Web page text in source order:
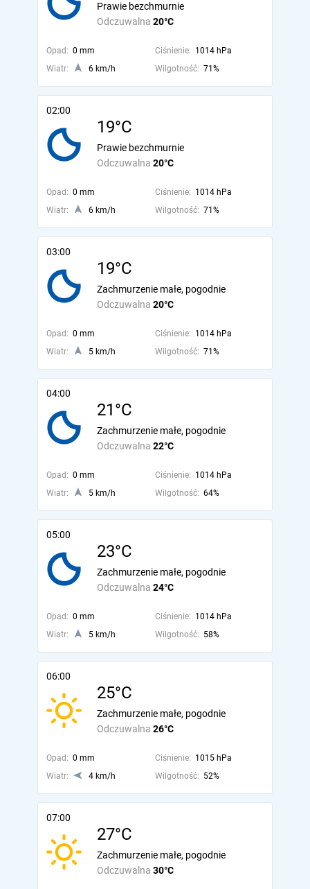
Odczuwalna 20°C
Prawie bezchmurnie
Opad: 0 mm Ciśnienie: 1014 hPa
Wiatr:
6 km/h Wilgotność: 71%
02:00
19°C
Odczuwalna 20°C
Prawie bezchmurnie
Opad: 0 mm Ciśnienie: 1014 hPa
Wiatr:
6 km/h Wilgotność: 71%
03:00
19°C
Odczuwalna 20°C
Zachmurzenie małe, pogodnie
Opad: 0 mm Ciśnienie: 1014 hPa
Wiatr:
5 km/h Wilgotność: 71%
04:00
21°C
Odczuwalna 22°C
Zachmurzenie małe, pogodnie
Opad: 0 mm Ciśnienie: 1014 hPa
Wiatr:
5 km/h Wilgotność: 64%
05:00
23°C
Odczuwalna 24°C
Zachmurzenie małe, pogodnie
Opad: 0 mm Ciśnienie: 1014 hPa
Wiatr:
5 km/h Wilgotność: 58%
06:00
25°C
Odczuwalna 26°C
Zachmurzenie małe, pogodnie
Opad: 0 mm Ciśnienie: 1015 hPa
Wiatr:
4 km/h Wilgotność: 52%
07:00
27°C
Odczuwalna 30°C
Zachmurzenie małe, pogodnie